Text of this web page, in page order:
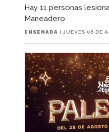
Hay 11 personas
Maneadero
ENSENADA | JUEVES 06 DE